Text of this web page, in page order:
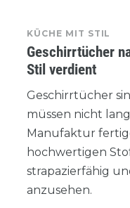
KÜCHE MIT STIL
Geschirrtücher
Stil verdient
Geschirrtücher
müssen nicht
Manufaktur
hochwertigen
strapazierfähig
anzusehen.